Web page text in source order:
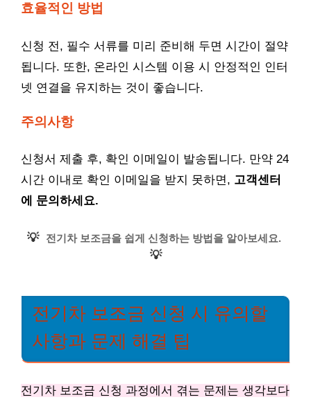
효율적인 방법
신청 전, 필수 서류를 미리 준비해 두면 시간이 절약
됩니다. 또한, 온라인 시스템 이용 시 안정적인 인터
넷 연결을 유지하는 것이 좋습니다.
주의사항
신청서 제출 후, 확인 이메일이 발송됩니다. 만약 24
시간 이내로 확인 이메일을 받지 못하면, 고객센터
에 문의하세요.
💡 전기차 보조금을 쉽게 신청하는 방법을 알아보세요.
💡
전기차 보조금 신청 시 유의할
사항과 문제 해결 팁
전기차 보조금 신청 과정에서 겪는 문제는 생각보다